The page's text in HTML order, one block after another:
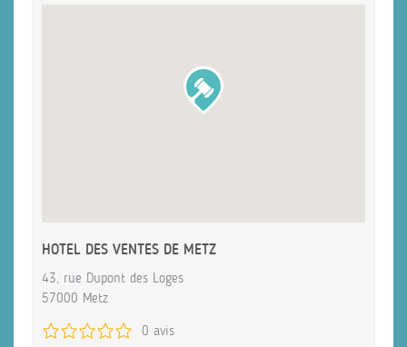
HOTEL DES VENTES DE METZ
43, rue Dupont des Loges
57000 Metz
0 avis